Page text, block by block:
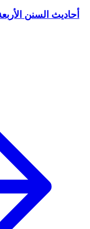
أحاديث السنن